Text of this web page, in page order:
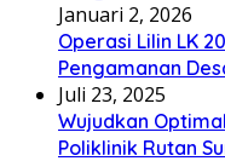
Januari 2, 2026
Operasi Lilin LK
Pengamanan
Juli 23, 2025
Wujudkan
Poliklinik Rutan